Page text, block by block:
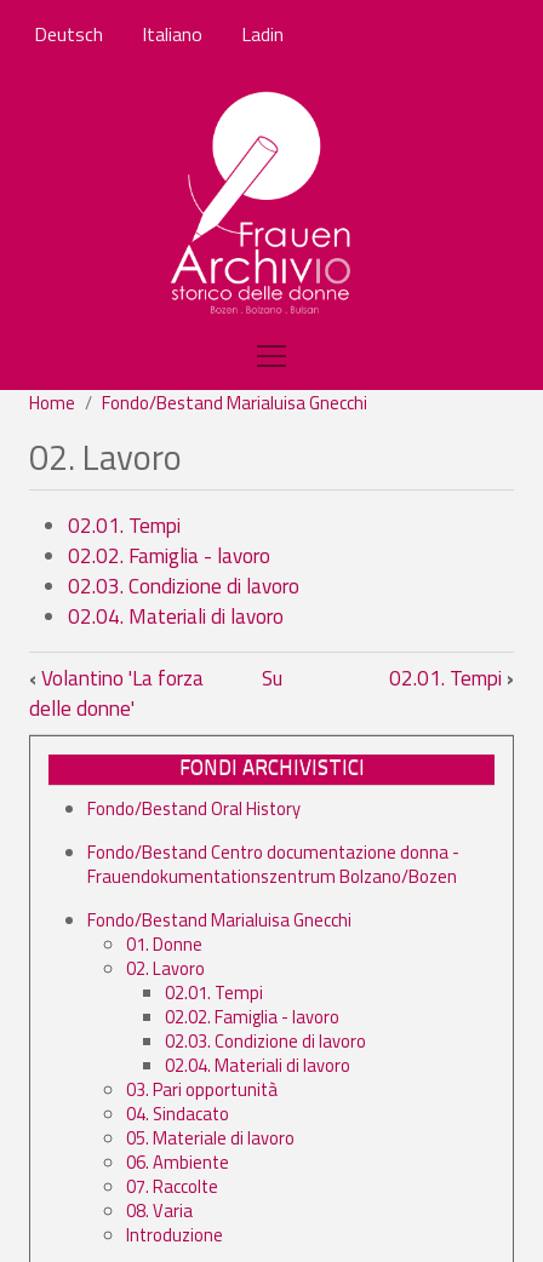
Deutsch Italiano Ladin
Home Fondo/Bestand Marialuisa Gnecchi
02. Lavoro
02.01. Tempi
02.02. Famiglia - lavoro
02.03. Condizione di lavoro
02.04. Materiali di lavoro
Link di attraversamento del book per
‹Volantino 'La forza
delle donne'
Su 02.01. Tempi ›
FONDI ARCHIVISTICI
Fondo/Bestand Oral History
Fondo/Bestand Centro documentazione donna -
Frauendokumentationszentrum Bolzano/Bozen
Fondo/Bestand Marialuisa Gnecchi
01. Donne
02. Lavoro
02.01. Tempi
02.02. Famiglia - lavoro
02.03. Condizione di lavoro
02.04. Materiali di lavoro
03. Pari opportunità
04. Sindacato
05. Materiale di lavoro
06. Ambiente
07. Raccolte
08. Varia
Introduzione